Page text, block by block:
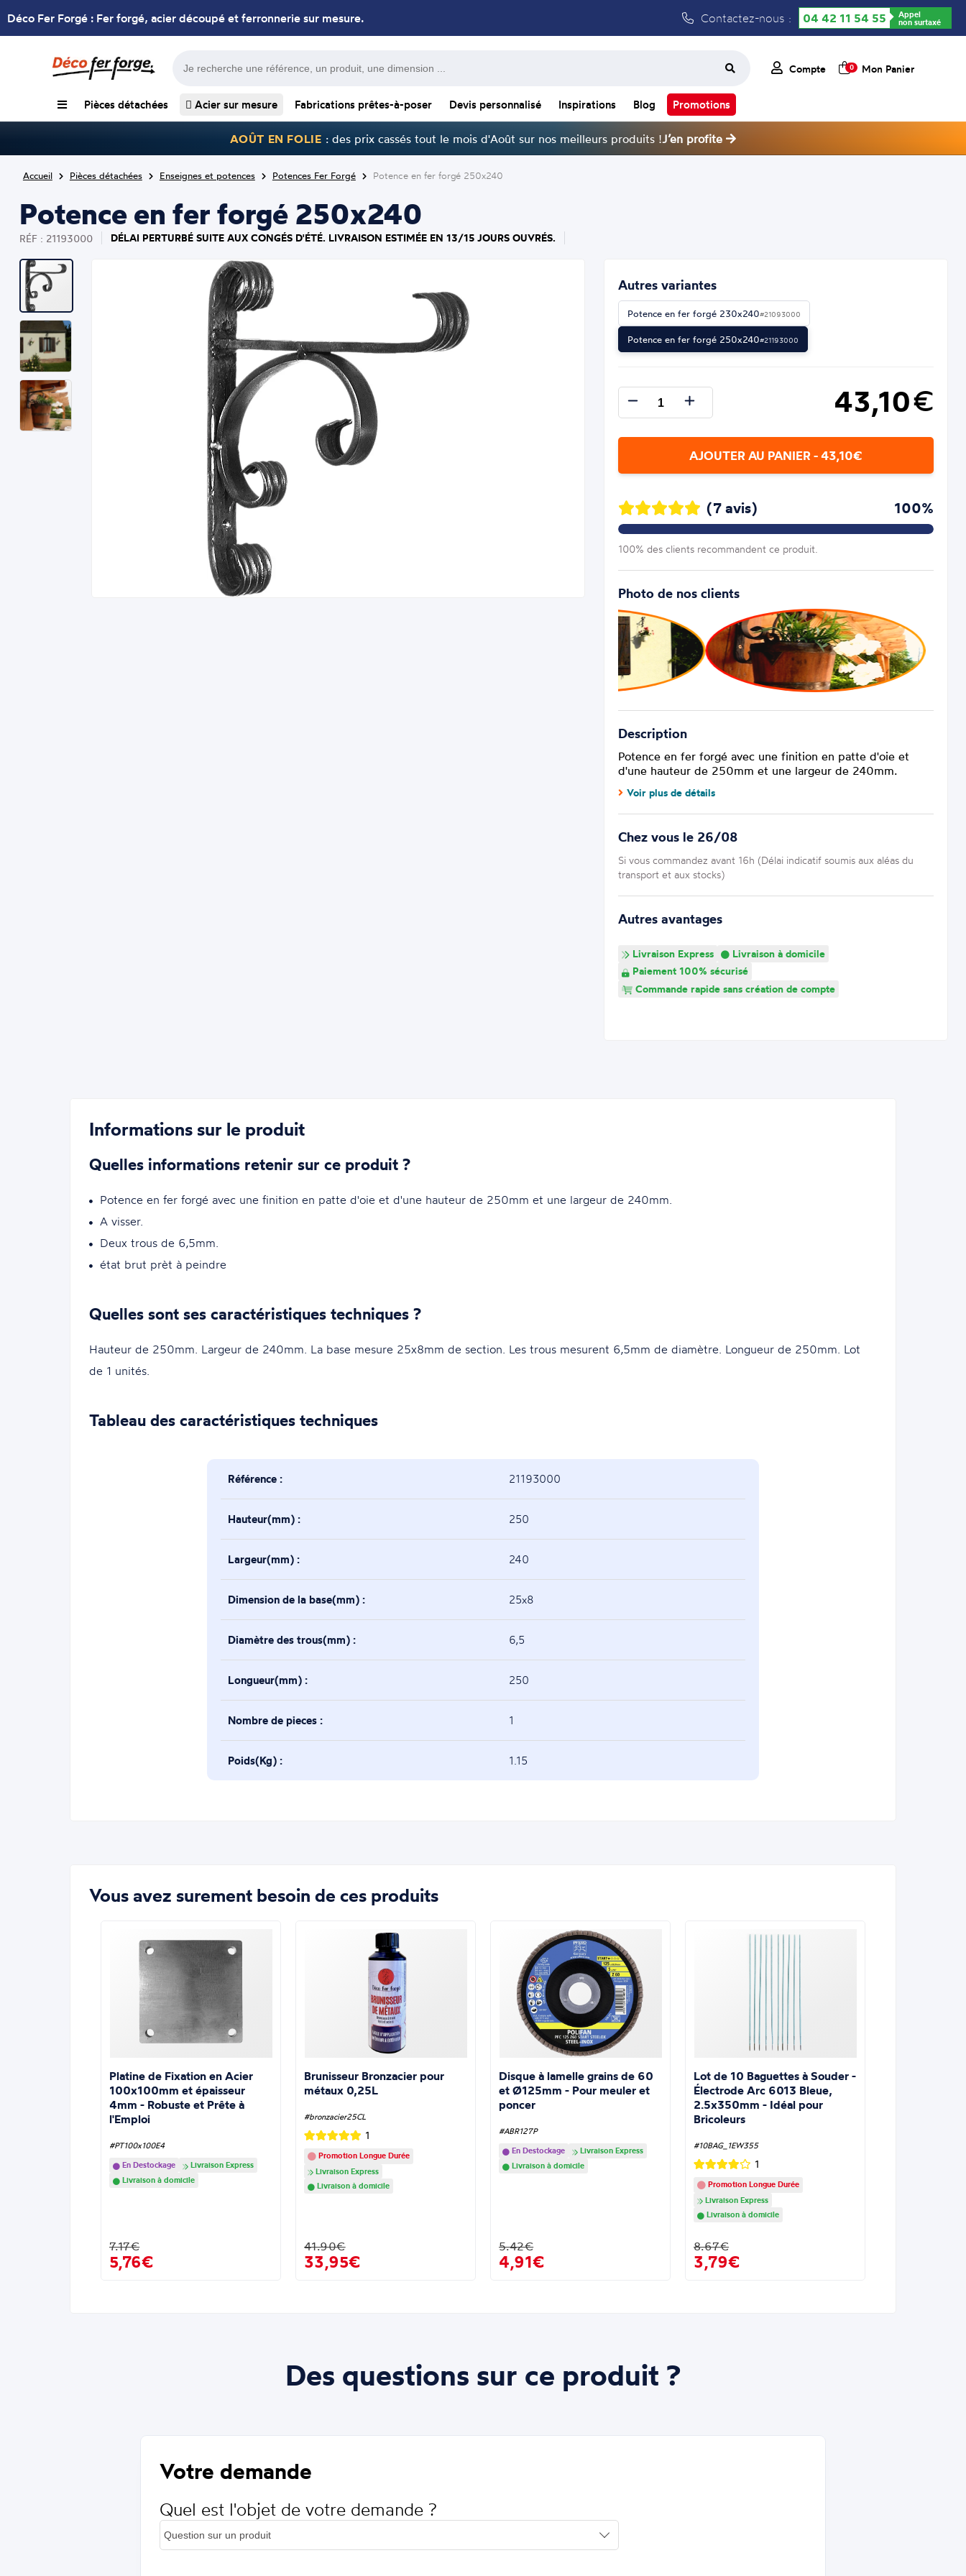
Déco Fer Forgé : Fer forgé, acier découpé et ferronnerie sur mesure. Contactez-nous : 04 42 11 54 55 Appel
non surtaxé
Compte 0 Mon Panier
Pièces détachées Acier sur mesure Fabrications prêtes-à-poser Devis personnalisé Inspirations Blog Promotions
AOÛT EN FOLIE : des prix cassés tout le mois d'Août sur nos meilleurs produits !J’en profite
Accueil Pièces détachées Enseignes et potences Potences Fer Forgé Potence en fer forgé 250x240
Potence en fer forgé 250x240
RÉF : 21193000 DÉLAI PERTURBÉ SUITE AUX CONGÉS D'ÉTÉ. LIVRAISON ESTIMÉE EN 13/15 JOURS OUVRÉS.
Autres variantes
Potence en fer forgé 230x240#21093000
Potence en fer forgé 250x240#21193000
43,10€
AJOUTER AU PANIER - 43,10€
(7 avis) 100%
100% des clients recommandent ce produit.
Photo de nos clients
Description
Potence en fer forgé avec une finition en patte d'oie et
d'une hauteur de 250mm et une largeur de 240mm.
Voir plus de détails
Chez vous le 26/08
Si vous commandez avant 16h (Délai indicatif soumis aux aléas du
transport et aux stocks)
Autres avantages
Livraison Express
Livraison à domicile
Paiement 100% sécurisé
Commande rapide sans création de compte
Informations sur le produit
Quelles informations retenir sur ce produit ?
Potence en fer forgé avec une finition en patte d'oie et d'une hauteur de 250mm et une largeur de 240mm.
A visser.
Deux trous de 6,5mm.
état brut prèt à peindre
Quelles sont ses caractéristiques techniques ?
Hauteur de 250mm. Largeur de 240mm. La base mesure 25x8mm de section. Les trous mesurent 6,5mm de diamètre. Longueur de 250mm. Lot
de 1 unités.
Tableau des caractéristiques techniques
Référence : 21193000
Hauteur(mm) : 250
Largeur(mm) : 240
Dimension de la base(mm) : 25x8
Diamètre des trous(mm) : 6,5
Longueur(mm) : 250
Nombre de pieces : 1
Poids(Kg) : 1.15
Vous avez surement besoin de ces produits
Platine de Fixation en Acier
100x100mm et épaisseur
4mm - Robuste et Prête à
l'Emploi
#PT100x100E4
En Destockage
Livraison Express
Livraison à domicile
7.17€
5,76€
Brunisseur Bronzacier pour
métaux 0,25L
#bronzacier25CL
1
Promotion Longue Durée
Livraison Express
Livraison à domicile
41.90€
33,95€
Disque à lamelle grains de 60
et Ø125mm - Pour meuler et
poncer
#ABR127P
En Destockage
Livraison Express
Livraison à domicile
5.42€
4,91€
Lot de 10 Baguettes à Souder -
Électrode Arc 6013 Bleue,
2.5x350mm - Idéal pour
Bricoleurs
#10BAG_1EW355
1
Promotion Longue Durée
Livraison Express
Livraison à domicile
8.67€
3,79€
Des questions sur ce produit ?
Votre demande
Quel est l'objet de votre demande ?